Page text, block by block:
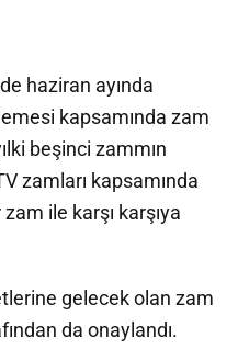
haziran ayında
kapsamında zam
beşinci zammın
zamları kapsamında
ile karşı karşıya
gelecek olan zam
da onaylandı.